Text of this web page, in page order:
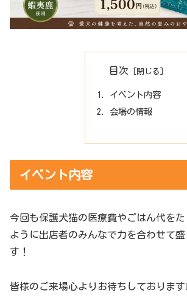
目次
イベント内容
会場の情報
イベント内容
今回も保護犬猫の医療費やごはん代を
ように出店者のみんなで力を合わせて
す！
皆様のご来場心よりお待ちしております